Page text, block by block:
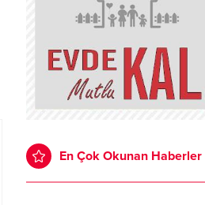
En Çok Okunan Haberler